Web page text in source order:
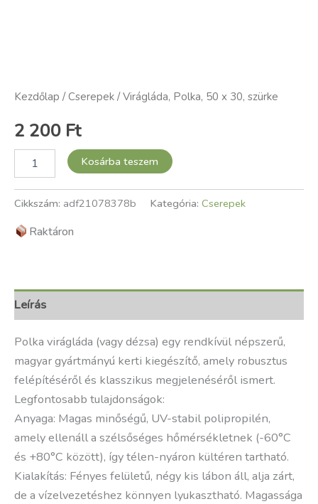
Kezdőlap /Cserepek / Virágláda, Polka, 50 x 30, szürke
2 200 Ft
Kosárba teszem
Cikkszám: adf21078378b Kategória: Cserepek
Raktáron
Leírás
Polka virágláda (vagy dézsa) egy rendkívül népszerű,
magyar gyártmányú kerti kiegészítő, amely robusztus
felépítéséről és klasszikus megjelenéséről ismert.
Legfontosabb tulajdonságok:
Anyaga: Magas minőségű, UV-stabil polipropilén,
amely ellenáll a szélsőséges hőmérsékletnek (-60°C
és +80°C között), így télen-nyáron kültéren tartható.
Kialakítás: Fényes felületű, négy kis lábon áll, alja zárt,
de a vízelvezetéshez könnyen lyukasztható. Magassága